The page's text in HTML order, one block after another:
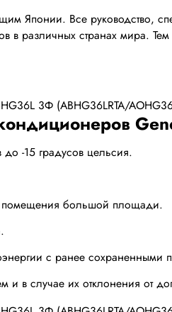
Все руководство,
различных странах мира.
-15 градусов цельсия.
помещения большой площади.
с ранее сохраненными
и в случае их отклонения от